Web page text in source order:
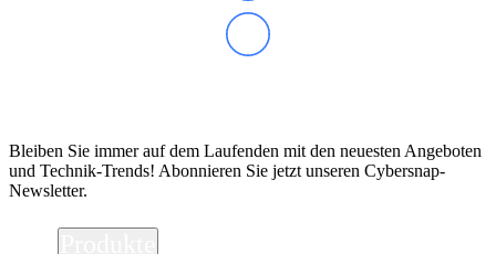
Bleiben Sie immer auf dem Laufenden mit den neuesten Angeboten
und Technik-Trends! Abonnieren Sie jetzt unseren Cybersnap-
Newsletter.